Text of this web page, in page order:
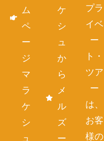
ム
ペ
ー
ジ
マ
ラ
ケ
シ
ュ
ケ
シ
ュ
か
ら
メ
ル
ズ
ー
プラ
イベ
ー
ト・
ツア
ー
は、
お客
様の